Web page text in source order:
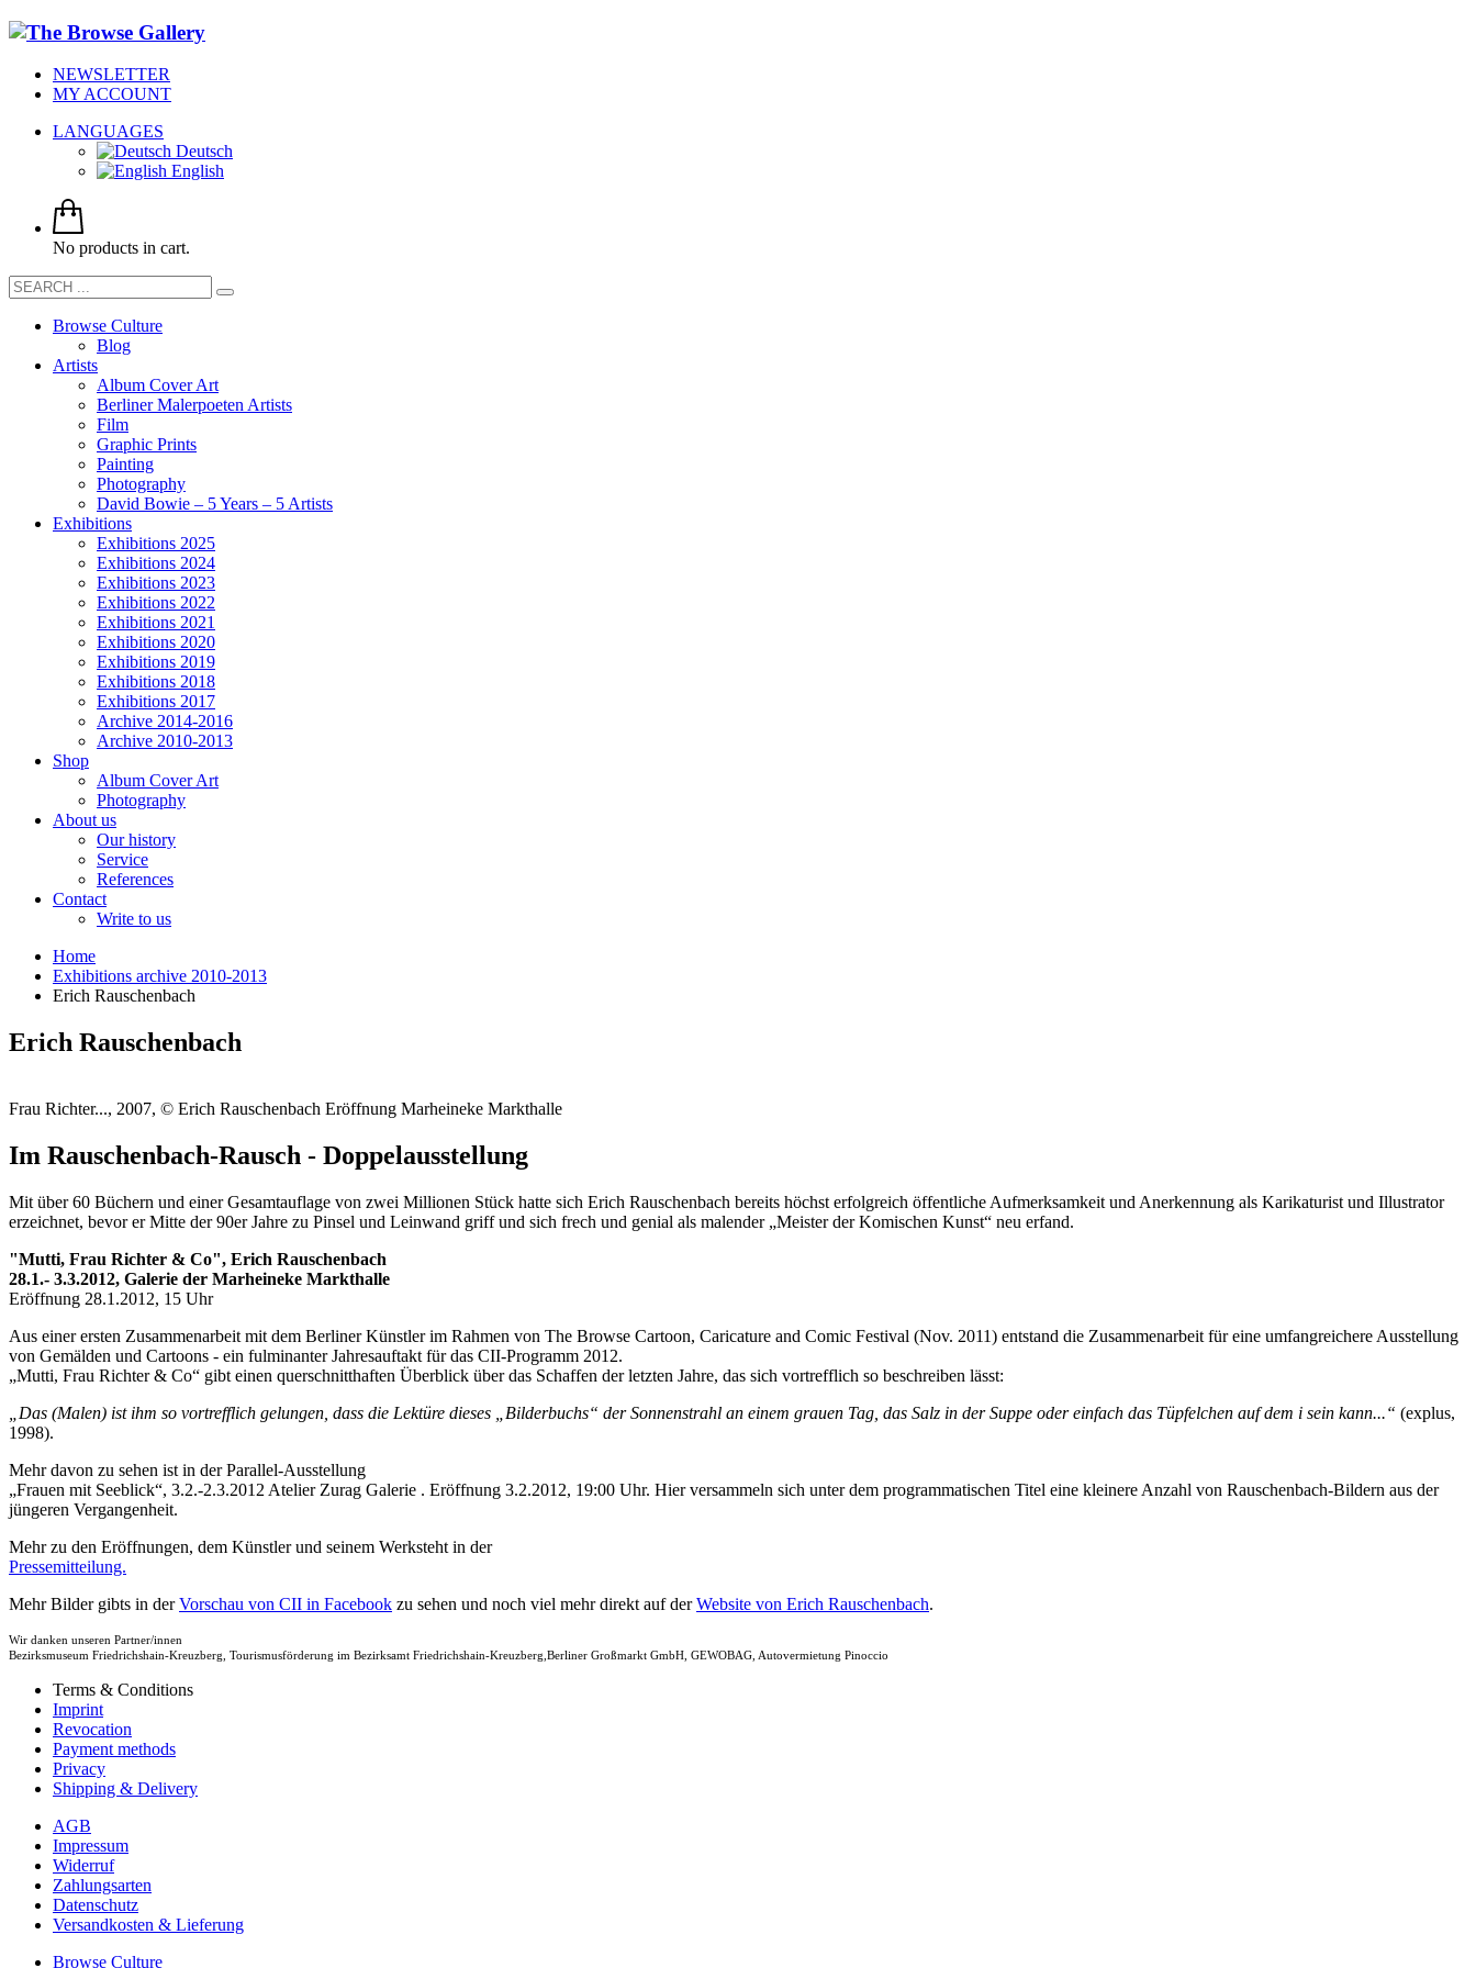
NEWSLETTER
MY ACCOUNT
LANGUAGES
Deutsch
English
No products in cart.
Browse Culture
Blog
Artists
Album Cover Art
Berliner Malerpoeten Artists
Film
Graphic Prints
Painting
Photography
David Bowie – 5 Years – 5 Artists
Exhibitions
Exhibitions 2025
Exhibitions 2024
Exhibitions 2023
Exhibitions 2022
Exhibitions 2021
Exhibitions 2020
Exhibitions 2019
Exhibitions 2018
Exhibitions 2017
Archive 2014-2016
Archive 2010-2013
Shop
Album Cover Art
Photography
About us
Our history
Service
References
Contact
Write to us
Home
Exhibitions archive 2010-2013
Erich Rauschenbach
Erich Rauschenbach
Frau Richter..., 2007, © Erich Rauschenbach Eröffnung Marheineke Markthalle
Im Rauschenbach-Rausch - Doppelausstellung
Mit über 60 Büchern und einer Gesamtauflage von zwei Millionen Stück hatte sich Erich Rauschenbach bereits höchst erfolgreich öffentliche Aufmerksamkeit und Anerkennung als Karikaturist und Illustrator
erzeichnet, bevor er Mitte der 90er Jahre zu Pinsel und Leinwand griff und sich frech und genial als malender „Meister der Komischen Kunst“ neu erfand.
"Mutti, Frau Richter & Co", Erich Rauschenbach
28.1.- 3.3.2012, Galerie der Marheineke Markthalle
Eröffnung 28.1.2012, 15 Uhr
Aus einer ersten Zusammenarbeit mit dem Berliner Künstler im Rahmen von The Browse Cartoon, Caricature and Comic Festival (Nov. 2011) entstand die Zusammenarbeit für eine umfangreichere Ausstellung
von Gemälden und Cartoons - ein fulminanter Jahresauftakt für das CII-Programm 2012.
„Mutti, Frau Richter & Co“ gibt einen querschnitthaften Überblick über das Schaffen der letzten Jahre, das sich vortrefflich so beschreiben lässt:
„Das (Malen) ist ihm so vortrefflich gelungen, dass die Lektüre dieses „Bilderbuchs“ der Sonnenstrahl an einem grauen Tag, das Salz in der Suppe oder einfach das Tüpfelchen auf dem i sein kann...“ (explus,
1998).
Mehr davon zu sehen ist in der Parallel-Ausstellung
„Frauen mit Seeblick“, 3.2.-2.3.2012 Atelier Zurag Galerie . Eröffnung 3.2.2012, 19:00 Uhr. Hier versammeln sich unter dem programmatischen Titel eine kleinere Anzahl von Rauschenbach-Bildern aus der
jüngeren Vergangenheit.
Mehr zu den Eröffnungen, dem Künstler und seinem Werksteht in der
Pressemitteilung.
Mehr Bilder gibts in derVorschau von CII in Facebook zu sehen und noch viel mehr direkt auf derWebsite von Erich Rauschenbach.
Wir danken unseren Partner/innen
Bezirksmuseum Friedrichshain-Kreuzberg, Tourismusförderung im Bezirksamt Friedrichshain-Kreuzberg,Berliner Großmarkt GmbH, GEWOBAG, Autovermietung Pinoccio
Terms & Conditions
Imprint
Revocation
Payment methods
Privacy
Shipping & Delivery
AGB
Impressum
Widerruf
Zahlungsarten
Datenschutz
Versandkosten & Lieferung
Browse Culture